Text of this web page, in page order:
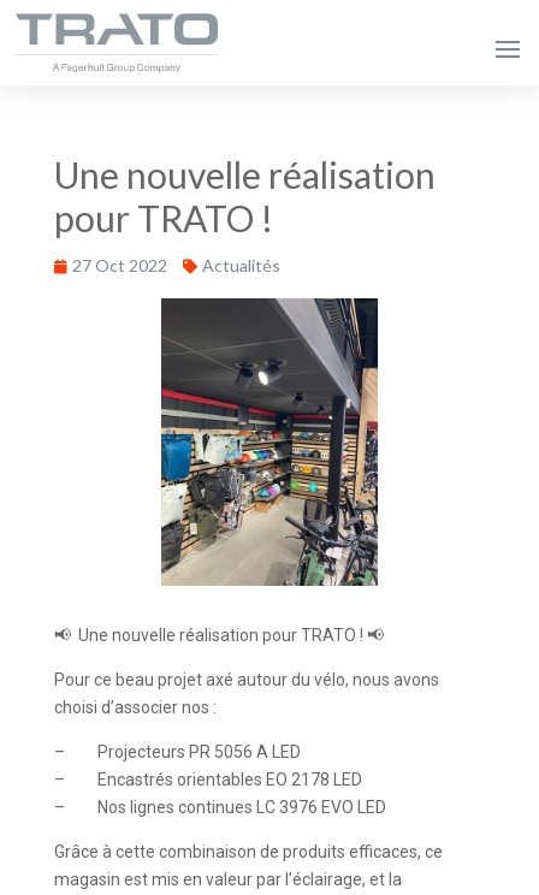
Une nouvelle réalisation
pour TRATO !
27 Oct 2022 Actualités
📢 Une nouvelle réalisation pour TRATO ! 📢
Pour ce beau projet axé autour du vélo, nous avons
choisi d’associer nos :
– Projecteurs PR 5056 A LED
– Encastrés orientables EO 2178 LED
– Nos lignes continues LC 3976 EVO LED
Grâce à cette combinaison de produits efficaces, ce
magasin est mis en valeur par l’éclairage, et la